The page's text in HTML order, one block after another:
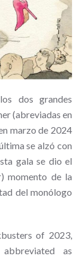
dos grandes
(abreviadas en
marzo de 2024
se alzó con
gala se dio el
momento de la
del monólogo
of 2023,
as